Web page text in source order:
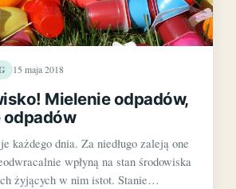
15 maja 2018
Mielenie odpadów,
odpadów
każdego dnia. Za niedługo zaleją one
wpłyną na stan środowiska
żyjących w nim istot. Stanie…